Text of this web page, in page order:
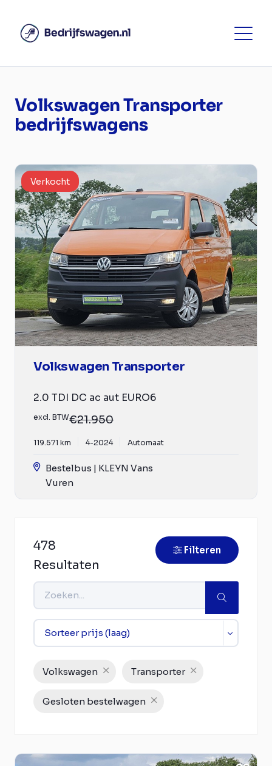
Volkswagen Transporter
bedrijfswagens
Verkocht
Volkswagen Transporter
2.0 TDI DC ac aut EURO6
excl. BTW€21.950
119.571 km 4-2024 Automaat
Bestelbus | KLEYN Vans
Vuren
478
Resultaten
Filteren
Volkswagen Transporter
Gesloten bestelwagen